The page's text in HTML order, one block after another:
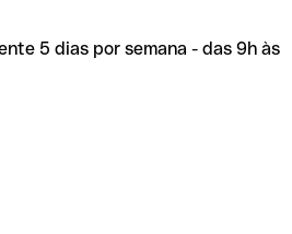
5 dias por semana - das 9h às